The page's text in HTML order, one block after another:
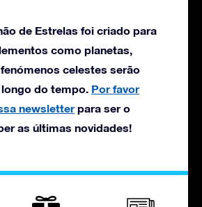
de Estrelas foi criado para
como planetas,
celestes serão
do tempo. Por favor
newsletterpara ser o
as últimas novidades!